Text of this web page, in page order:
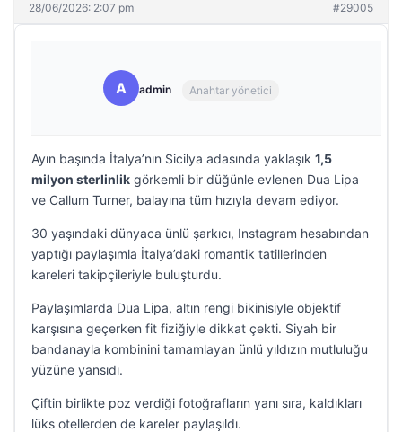
28/06/2026: 2:07 pm #29005
A admin Anahtar yönetici
Ayın başında İtalya’nın Sicilya adasında yaklaşık 1,5
milyon sterlinlik görkemli bir düğünle evlenen Dua Lipa
ve Callum Turner, balayına tüm hızıyla devam ediyor.
30 yaşındaki dünyaca ünlü şarkıcı, Instagram hesabından
yaptığı paylaşımla İtalya’daki romantik tatillerinden
kareleri takipçileriyle buluşturdu.
Paylaşımlarda Dua Lipa, altın rengi bikinisiyle objektif
karşısına geçerken fit fiziğiyle dikkat çekti. Siyah bir
bandanayla kombinini tamamlayan ünlü yıldızın mutluluğu
yüzüne yansıdı.
Çiftin birlikte poz verdiği fotoğrafların yanı sıra, kaldıkları
lüks otellerden de kareler paylaşıldı.